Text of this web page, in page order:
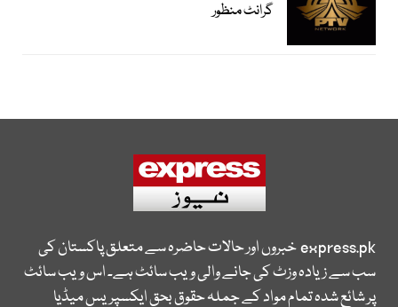
گرانٹ منظور
express.pkخبروں اور حالات حاضرہ سے متعلق پاکستان کی
سب سے زیادہ وزٹ کی جانے والی ویب سائٹ ہے۔ اس ویب سائٹ
پر شائع شدہ تمام مواد کے جملہ حقوق بحق ایکسپریس میڈیا